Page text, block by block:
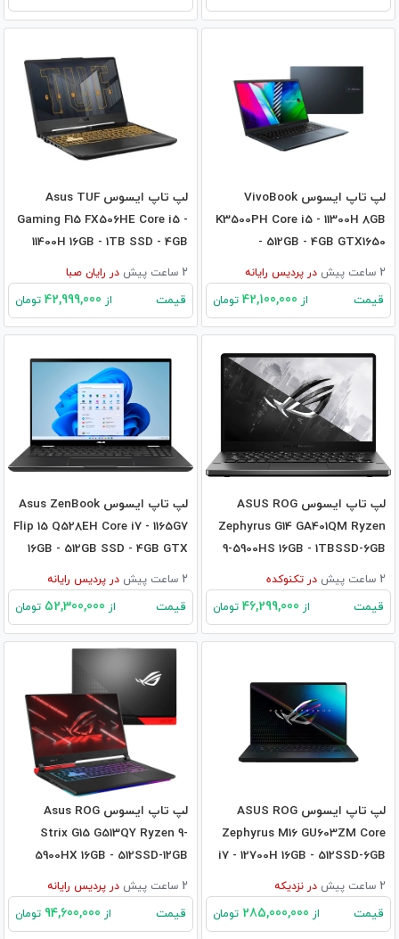
لپ تاپ ایسوس VivoBook
K3500PH Core i5 - 11300H 8GB
- 512GB - 4GB GTX1650
2 ساعت پیش در پردیس رایانه
قیمت از تومان
لپ تاپ ایسوس Asus TUF
Gaming F15 FX506HE Core i5 -
11400H 16GB - 1TB SSD - 4GB
3050Ti2 ساعت پیش در رایان صبا
قیمت از تومان
لپ تاپ ایسوس ASUS ROG
Zephyrus G14 GA401QM Ryzen
9-5900HS 16GB - 1TBSSD-6GB
RTX30602 ساعت پیش در تکنوکده
قیمت از تومان
لپ تاپ ایسوس Asus ZenBook
Flip 15 Q528EH Core i7 - 1165G7
16GB - 512GB SSD - 4GB GTX
16502 ساعت پیش در پردیس رایانه
قیمت از تومان
لپ تاپ ایسوس ASUS ROG
Zephyrus M16 GU603ZM Core
i7 - 12700H 16GB - 512SSD-6GB
RTX30602 ساعت پیش در نزدیکه
قیمت از تومان
لپ تاپ ایسوس Asus ROG
Strix G15 G513QY Ryzen 9-
5900HX 16GB - 512SSD-12GB
RX6800M2 ساعت پیش در پردیس رایانه
قیمت از تومان